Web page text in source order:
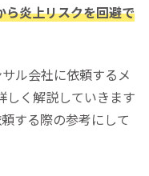
ら炎上リスクを回避で
ル会社に依頼するメ
しく解説していきます
する際の参考にして